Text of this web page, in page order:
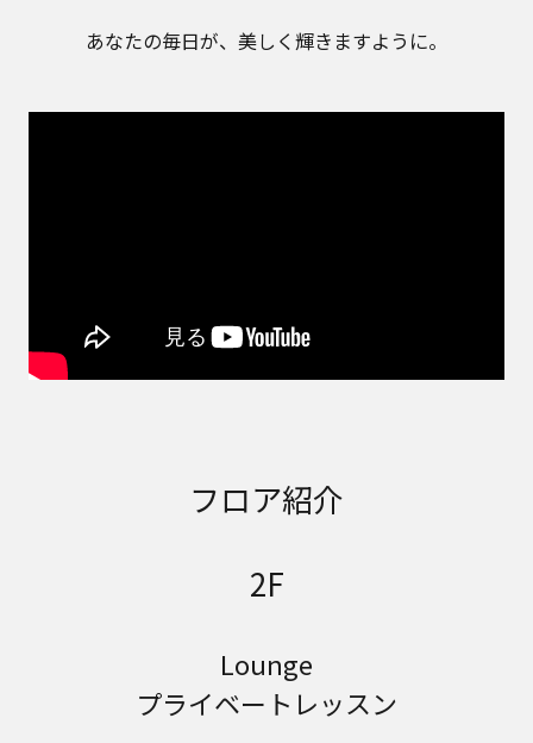
あなたの毎日が、美しく輝きますように。
フロア紹介
2F
Lounge
プライベートレッスン